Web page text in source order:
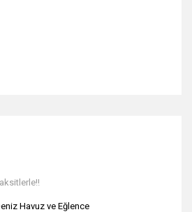
Havuz ve Eğlence